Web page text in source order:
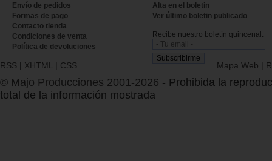
Envío de pedidos
Formas de pago
Contacto tienda
Condiciones de venta
Política de devoluciones
Alta en el boletin
Ver último boletin publicado
Recibe nuestro boletín quincenal.
RSS | XHTML | CSS Mapa Web |
© Majo Producciones 2001-2026 - Prohibida la
total de la información mostrada